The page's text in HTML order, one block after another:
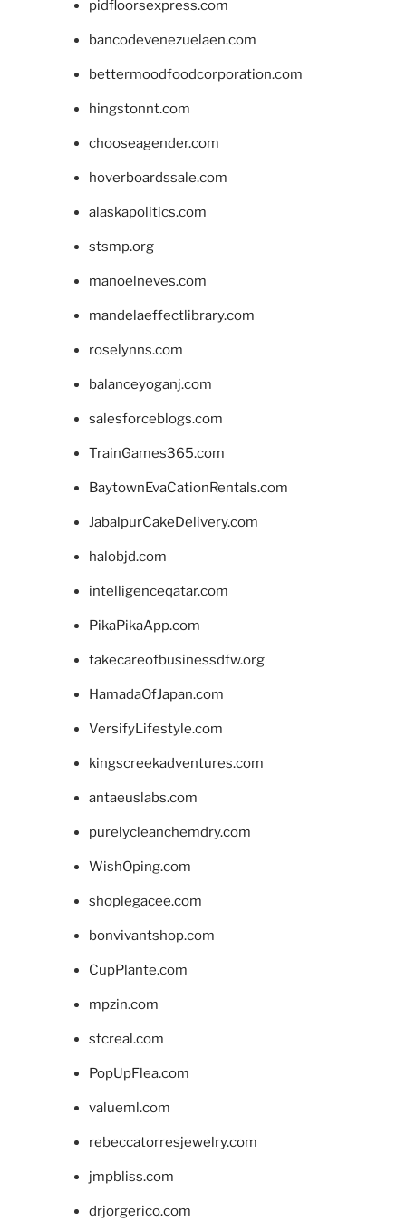
pidfloorsexpress.com
bancodevenezuelaen.com
bettermoodfoodcorporation.com
hingstonnt.com
chooseagender.com
hoverboardssale.com
alaskapolitics.com
stsmp.org
manoelneves.com
mandelaeffectlibrary.com
roselynns.com
balanceyoganj.com
salesforceblogs.com
TrainGames365.com
BaytownEvaCationRentals.com
JabalpurCakeDelivery.com
halobjd.com
intelligenceqatar.com
PikaPikaApp.com
takecareofbusinessdfw.org
HamadaOfJapan.com
VersifyLifestyle.com
kingscreekadventures.com
antaeuslabs.com
purelycleanchemdry.com
WishOping.com
shoplegacee.com
bonvivantshop.com
CupPlante.com
mpzin.com
stcreal.com
PopUpFlea.com
valueml.com
rebeccatorresjewelry.com
jmpbliss.com
drjorgerico.com